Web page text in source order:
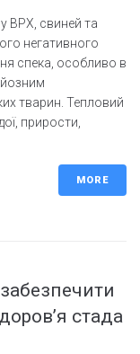
ВРХ, свиней та
негативного
спека, особливо в
тварин. Тепловий
прирости,
MORE
стада